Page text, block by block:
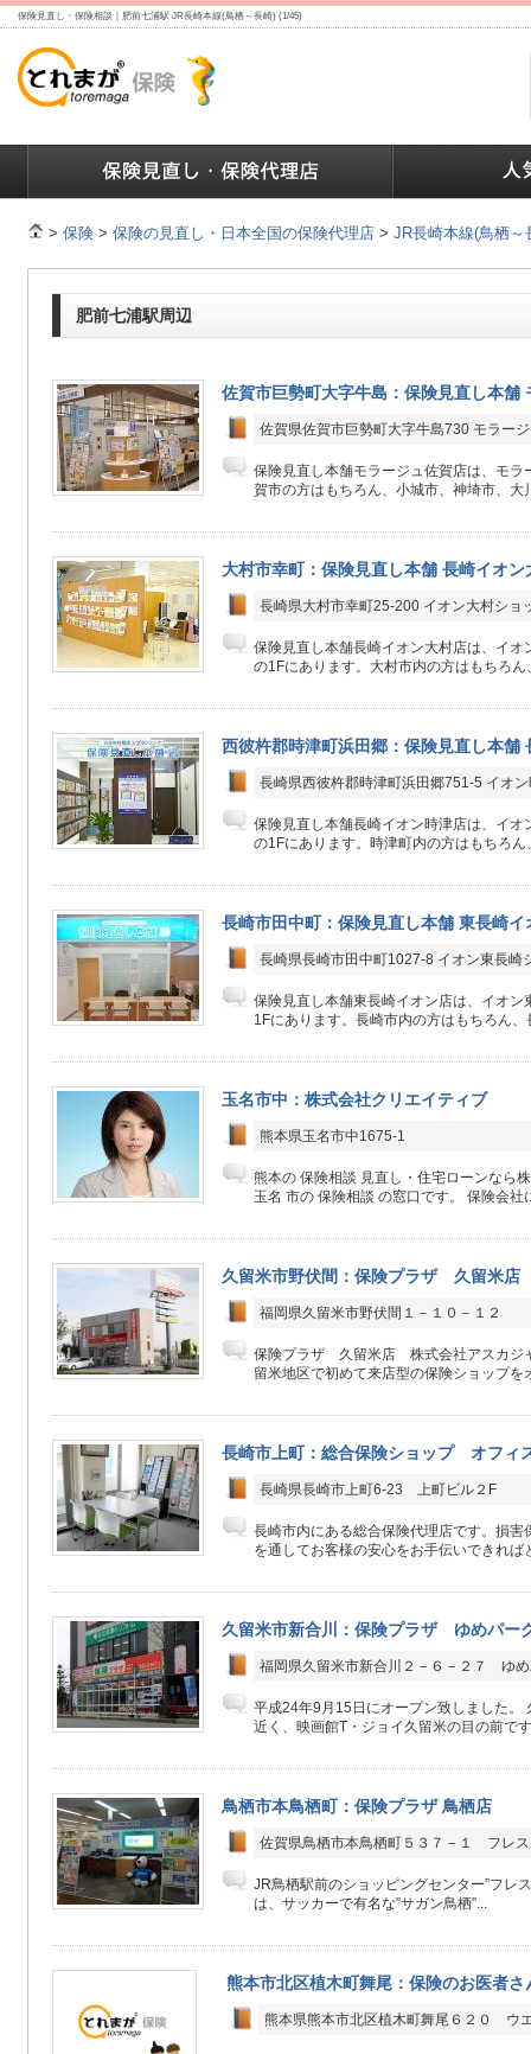
保険見直し・保険相談｜肥前七浦駅 JR長崎本線(鳥栖～長崎) (1/45)
> 保険 > 保険の見直し・日本全国の保険代理店 > JR長崎本線(鳥栖～
肥前七浦駅周辺
佐賀市巨勢町大字牛島：保険見直し本舗
佐賀県佐賀市巨勢町大字牛島730 モラー
保険見直し本舗モラージュ佐賀店は、モラ
賀市の方はもちろん、小城市、神埼市、大
大村市幸町：保険見直し本舗 長崎イオン
長崎県大村市幸町25-200 イオン大村ショ
保険見直し本舗長崎イオン大村店は、イオ
の1Fにあります。大村市内の方はもちろ
西彼杵郡時津町浜田郷：保険見直し本舗
長崎県西彼杵郡時津町浜田郷751-5 イオ
保険見直し本舗長崎イオン時津店は、イオ
の1Fにあります。時津町内の方はもちろ
長崎市田中町：保険見直し本舗 東長崎イ
長崎県長崎市田中町1027-8 イオン東長崎
保険見直し本舗東長崎イオン店は、イオン
1Fにあります。長崎市内の方はもちろん
玉名市中：株式会社クリエイティブ
熊本県玉名市中1675-1
熊本の 保険相談 見直し・住宅ローンなら
玉名 市の 保険相談 の窓口です。 保険会社
久留米市野伏間：保険プラザ 久留米
福岡県久留米市野伏間１－１０－１２
保険プラザ 久留米店 株式会社アスカジ
留米地区で初めて来店型の保険ショップを
長崎市上町：総合保険ショップ オフィ
長崎県長崎市上町6-23 上町ビル２F
長崎市内にある総合保険代理店です。損害
を通してお客様の安心をお手伝いできれば
久留米市新合川：保険プラザ ゆめパー
福岡県久留米市新合川２－６－２７ ゆ
平成24年9月15日にオープン致しました。
近く、映画館T・ジョイ久留米の目の前で
鳥栖市本鳥栖町：保険プラザ 鳥栖店
佐賀県鳥栖市本鳥栖町５３７－１ フレ
JR鳥栖駅前のショッピングセンター”フレ
は、サッカーで有名な”サガン鳥栖”...
熊本市北区植木町舞尾：保険のお医者さ
熊本県熊本市北区植木町舞尾６２０ ウ